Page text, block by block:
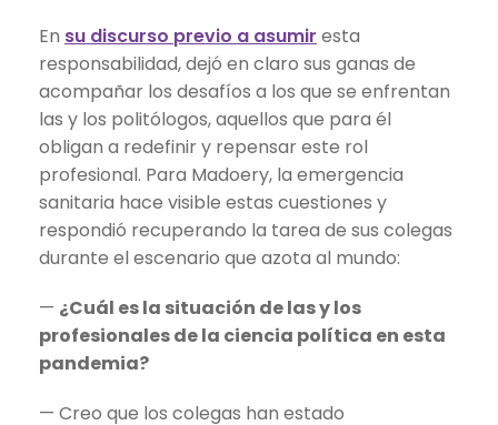
En su discurso previo a asumir esta
responsabilidad, dejó en claro sus ganas de
acompañar los desafíos a los que se enfrentan
las y los politólogos, aquellos que para él
obligan a redefinir y repensar este rol
profesional. Para Madoery, la emergencia
sanitaria hace visible estas cuestiones y
respondió recuperando la tarea de sus colegas
durante el escenario que azota al mundo:
— ¿Cuál es la situación de las y los
profesionales de la ciencia política en esta
pandemia?
— Creo que los colegas han estado